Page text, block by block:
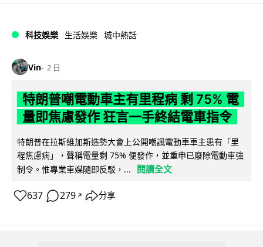
科技娛樂 生活娛樂 城中熱話
Vin 2 日
特朗普嘲電動車主有里程病 剩 75% 電
量即焦慮發作 狂言一手終結電車指令
特朗普在拉斯維加斯造勢大會上公開嘲諷電動車車主患有「里
程焦慮病」，聲稱電量剩 75% 便發作，並重申已廢除電動車強
制令。惟專業車媒隨即反駁，...
閱讀全文
637 279 ↗ 分享